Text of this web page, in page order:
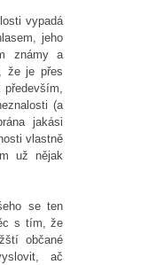
vypadá
jeho
známy a
že je přes
(a
jakási
vlastně
už nějak
se ten
s tím, že
občané
ač